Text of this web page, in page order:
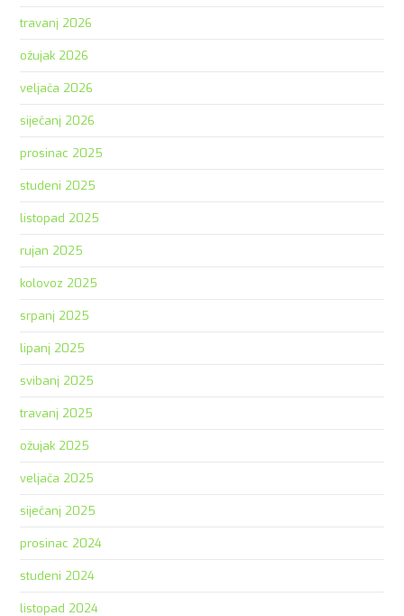
travanj 2026
ožujak 2026
veljača 2026
siječanj 2026
prosinac 2025
studeni 2025
listopad 2025
rujan 2025
kolovoz 2025
srpanj 2025
lipanj 2025
svibanj 2025
travanj 2025
ožujak 2025
veljača 2025
siječanj 2025
prosinac 2024
studeni 2024
listopad 2024